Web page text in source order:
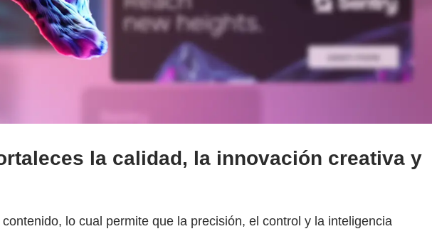
la calidad, la innovación creativa y
lo cual permite que la precisión, el control y la inteligencia